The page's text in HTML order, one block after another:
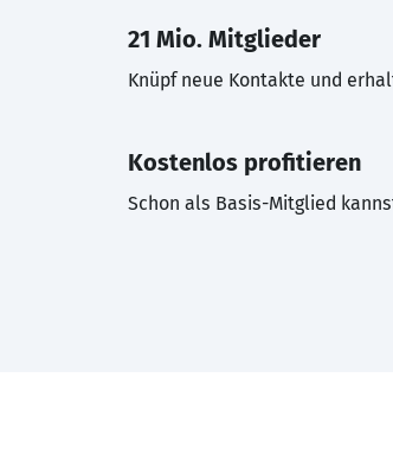
21 Mio. Mitglieder
Knüpf neue Kontakte und
Kostenlos profitieren
Schon als Basis-Mitglied